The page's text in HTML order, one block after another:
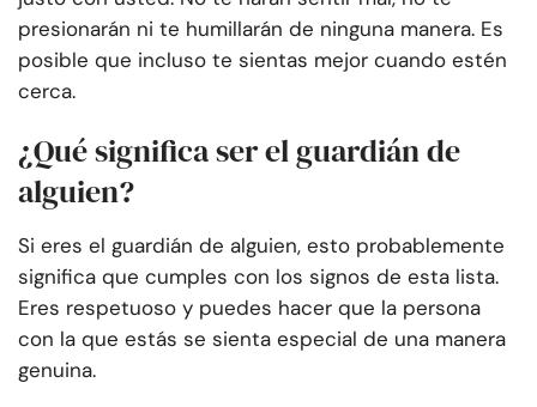
presionarán ni te humillarán de ninguna manera. Es
posible que incluso te sientas mejor cuando estén
cerca.
¿Qué significa ser el guardián de
alguien?
Si eres el guardián de alguien, esto probablemente
significa que cumples con los signos de esta lista.
Eres respetuoso y puedes hacer que la persona
con la que estás se sienta especial de una manera
genuina.